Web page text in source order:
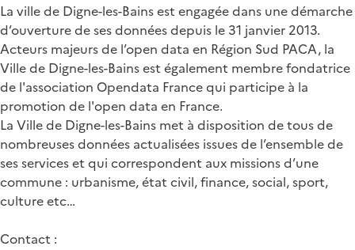
La ville de Digne-les-Bains est engagée dans une démarche
d’ouverture de ses données depuis le 31 janvier 2013.
Acteurs majeurs de l’open data en Région Sud PACA, la
Ville de Digne-les-Bains est également membre fondatrice
de l'association Opendata France qui participe à la
promotion de l'open data en France.
La Ville de Digne-les-Bains met à disposition de tous de
nombreuses données actualisées issues de l’ensemble de
ses services et qui correspondent aux missions d’une
commune : urbanisme, état civil, finance, social, sport,
culture etc…
Contact :